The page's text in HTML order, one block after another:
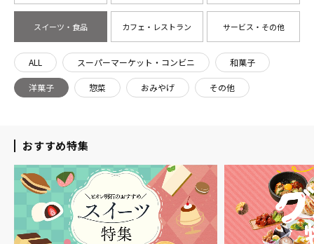
スイーツ・食品 カフェ・レストラン サービス・その他
ALL スーパーマーケット・コンビニ 和菓子
洋菓子 惣菜 おみやげ その他
おすすめ特集